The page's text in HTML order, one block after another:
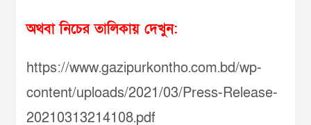
অথবা নিচের তালিকায় দেখুন:
https://www.gazipurkontho.com.bd/wp-
content/uploads/2021/03/Press-Release-
20210313214108.pdf